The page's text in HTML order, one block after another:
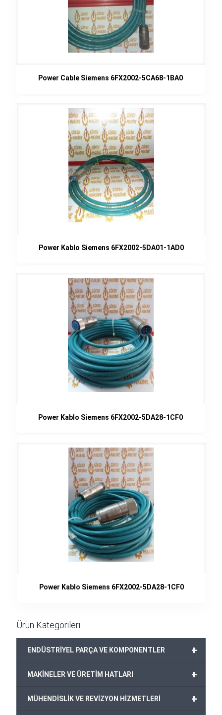
Power Cable Siemens 6FX2002-5CA68-1BA0
Power Kablo Siemens 6FX2002-5DA01-1AD0
Power Kablo Siemens 6FX2002-5DA28-1CF0
Power Kablo Siemens 6FX2002-5DA28-1CF0
Ürün Kategorileri
+
ENDÜSTRİYEL PARÇA VE KOMPONENTLER
+
MAKİNELER VE ÜRETİM HATLARI
+
MÜHENDİSLİK VE REVİZYON HİZMETLERİ